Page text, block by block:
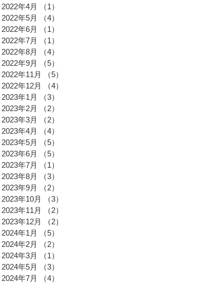
2022年4月
（1）
2022年5月
（4）
2022年6月
（1）
2022年7月
（1）
2022年8月
（4）
2022年9月
（5）
2022年11月
（5）
2022年12月
（4）
2023年1月
（3）
2023年2月
（2）
2023年3月
（2）
2023年4月
（4）
2023年5月
（5）
2023年6月
（5）
2023年7月
（1）
2023年8月
（3）
2023年9月
（2）
2023年10月
（3）
2023年11月
（2）
2023年12月
（2）
2024年1月
（5）
2024年2月
（2）
2024年3月
（1）
2024年5月
（3）
2024年7月
（4）